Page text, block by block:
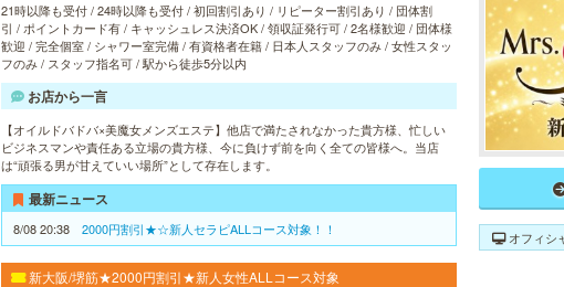
21時以降も受付 / 24時以降も受付 / 初回割引あり / リピーター割引あり / 団体割
引 / ポイントカード有 / キャッシュレス決済OK / 領収証発行可 / 2名様歓迎 / 団体様
歓迎 / 完全個室 / シャワー室完備 / 有資格者在籍 / 日本人スタッフのみ / 女性スタッ
フのみ / スタッフ指名可 / 駅から徒歩5分以内
お店から一言
【オイルドバドバ×美魔女メンズエステ】他店で満たされなかった貴方様、忙しい
ビジネスマンや責任ある立場の貴方様、今に負けず前を向く全ての皆様へ。当店
は“頑張る男が甘えていい場所”として存在します。
最新ニュース
8/08 20:38 2000円割引★☆新人セラピALLコース対象！！
新大阪/堺筋★2000円割引★新人女性ALLコース対象
オフィシ